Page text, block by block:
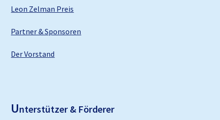
Leon Zelman Preis
Partner & Sponsoren
Der Vorstand
Unterstützer & Förderer